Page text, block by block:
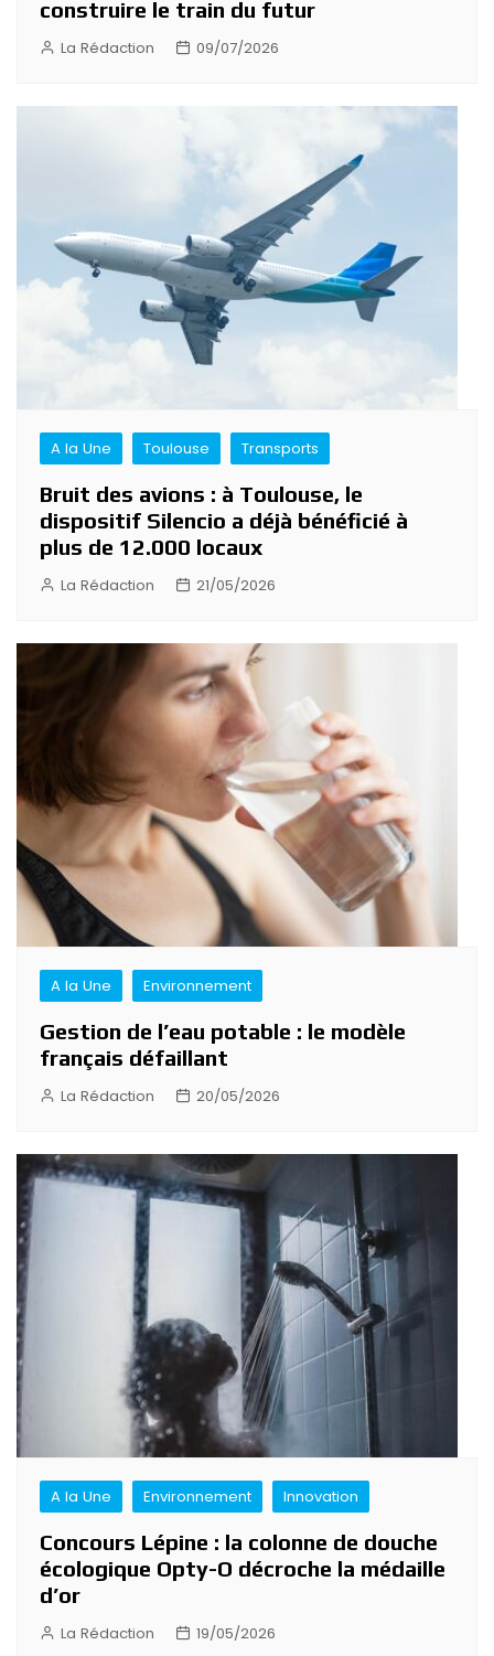
construire le train du futur
La Rédaction 09/07/2026
A la Une Toulouse Transports
Bruit des avions : à Toulouse, le
dispositif Silencio a déjà bénéficié à
plus de 12.000 locaux
La Rédaction 21/05/2026
A la Une Environnement
Gestion de l’eau potable : le modèle
français défaillant
La Rédaction 20/05/2026
A la Une Environnement Innovation
Concours Lépine : la colonne de douche
écologique Opty-O décroche la médaille
d’or
La Rédaction 19/05/2026